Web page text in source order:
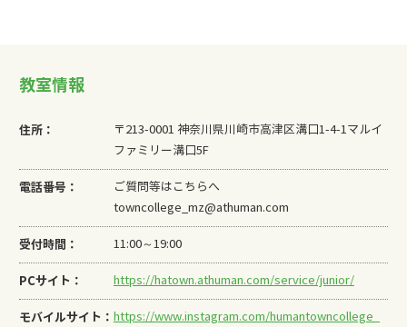
教室情報
住所：
〒213-0001 神奈川県川崎市高津区溝口1-4-1マルイ
ファミリー溝口5F
電話番号：
ご質問等はこちらへ
towncollege_mz@athuman.com
受付時間： 11:00～19:00
PCサイト： https://hatown.athuman.com/service/junior/
モバイルサイト： https://www.instagram.com/humantowncollege_